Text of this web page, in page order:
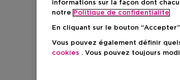
informations sur la façon dont
notre Politique de confidentialite
En cliquant sur le bouton
Vous pouvez également définir
cookies . Vous pouvez toujours